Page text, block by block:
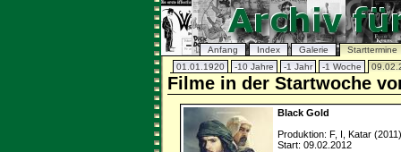
Anfang Index Galerie
Starttermine
01.01.1920
-10 Jahre -1 Jahr -1 Woche
Filme in der Startwoche
Black Gold
Produktion: F, I, Katar (2011)
Start: 09.02.2012